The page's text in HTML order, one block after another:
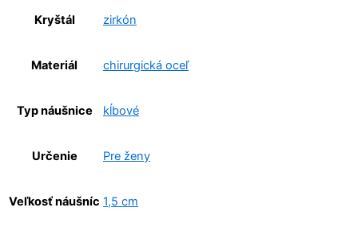
Kryštál zirkón
Materiál chirurgická oceľ
Typ náušnice kĺbové
Určenie Pre ženy
Veľkosť náušníc 1,5 cm